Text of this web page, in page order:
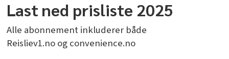
Last ned prisliste 2025
Alle abonnement inkluderer både
Reisliev1.no og convenience.no